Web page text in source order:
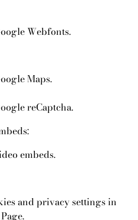
Webfonts.
Maps.
reCaptcha.
embeds.
and privacy settings in